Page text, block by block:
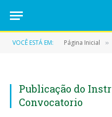
VOCÊ ESTÁ EM: Página Inicial »
Publicação do
Convocatorio